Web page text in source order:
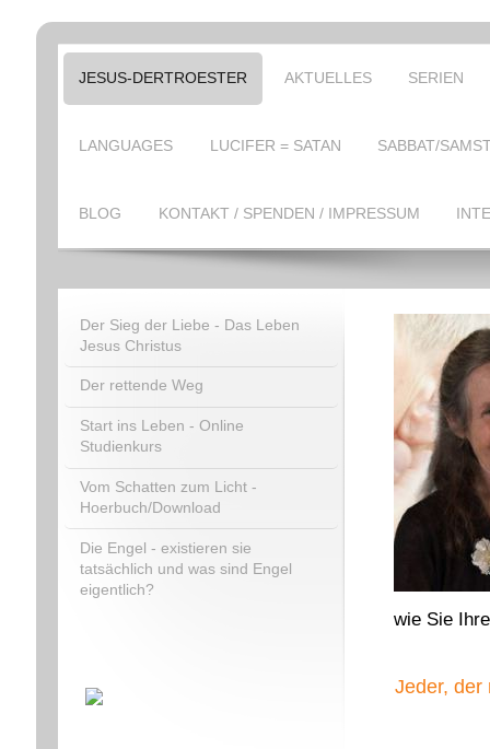
JESUS-DERTROESTER AKTUELLES SERIEN
LANGUAGES LUCIFER = SATAN SABBAT/
BLOG KONTAKT / SPENDEN / IMPRESSUM
wie Sie
Jeder, der
Der Sieg der Liebe - Das Leben
Jesus Christus
Der rettende Weg
Start ins Leben - Online
Studienkurs
Vom Schatten zum Licht -
Hoerbuch/Download
Die Engel - existieren sie
tatsächlich und was sind Engel
eigentlich?